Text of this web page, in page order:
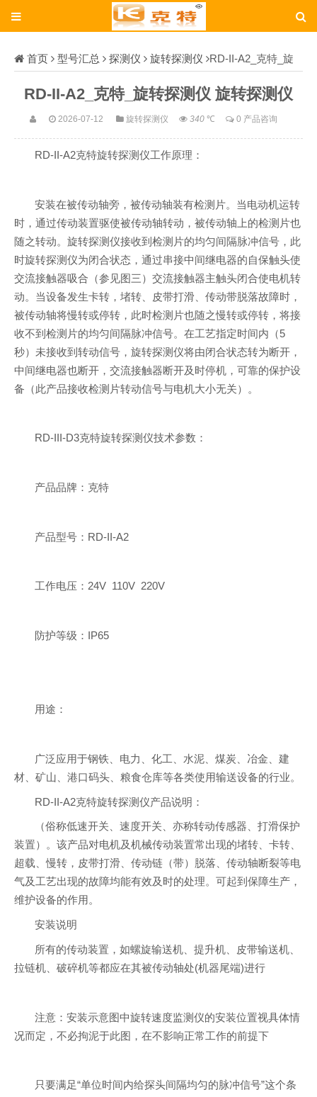
首页 型号汇总 探测仪 旋转探测仪 RD-II-A2_克特_旋
RD-II-A2_克特_旋转探测仪 旋转探测仪
2026-07-12 旋转探测仪 340℃ 0 产品咨询
RD-II-A2克特旋转探测仪工作原理：
安装在被传动轴旁，被传动轴装有检测片。当电动机运转
时，通过传动装置驱使被传动轴转动，被传动轴上的检测片也
随之转动。旋转探测仪接收到检测片的均匀间隔脉冲信号，此
时旋转探测仪为闭合状态，通过串接中间继电器的自保触头使
交流接触器吸合（参见图三）交流接触器主触头闭合使电机转
动。当设备发生卡转，堵转、皮带打滑、传动带脱落故障时，
被传动轴将慢转或停转，此时检测片也随之慢转或停转，将接
收不到检测片的均匀间隔脉冲信号。在工艺指定时间内（5
秒）未接收到转动信号，旋转探测仪将由闭合状态转为断开，
中间继电器也断开，交流接触器断开及时停机，可靠的保护设
备（此产品接收检测片转动信号与电机大小无关）。
RD-III-D3克特旋转探测仪技术参数：
产品品牌：克特
产品型号：RD-II-A2
工作电压：24V 110V 220V
防护等级：IP65
用途：
广泛应用于钢铁、电力、化工、水泥、煤炭、冶金、建
材、矿山、港口码头、粮食仓库等各类使用输送设备的行业。
RD-II-A2克特旋转探测仪产品说明：
（俗称低速开关、速度开关、亦称转动传感器、打滑保护
装置）。该产品对电机及机械传动装置常出现的堵转、卡转、
超载、慢转，皮带打滑、传动链（带）脱落、传动轴断裂等电
气及工艺出现的故障均能有效及时的处理。可起到保障生产，
维护设备的作用。
安装说明
所有的传动装置，如螺旋输送机、提升机、皮带输送机、
拉链机、破碎机等都应在其被传动轴处(机器尾端)进行
注意：安装示意图中旋转速度监测仪的安装位置视具体情
况而定，不必拘泥于此图，在不影响正常工作的前提下
只要满足“单位时间内给探头间隔均匀的脉冲信号”这个条